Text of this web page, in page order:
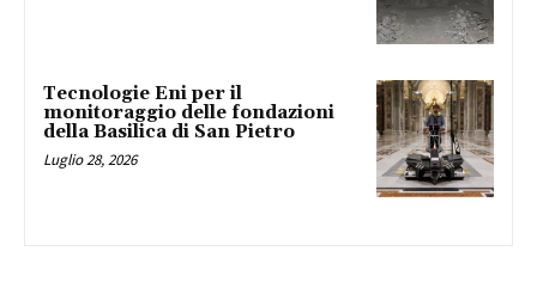
Tecnologie Eni per il
monitoraggio delle fondazioni
della Basilica di San Pietro
Luglio 28, 2026